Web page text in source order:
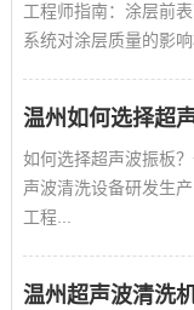
工程师指南：涂层前
系统对涂层质量的影
温州如何选择超
如何选择超声波振板
声波清洗设备研发生
工程...